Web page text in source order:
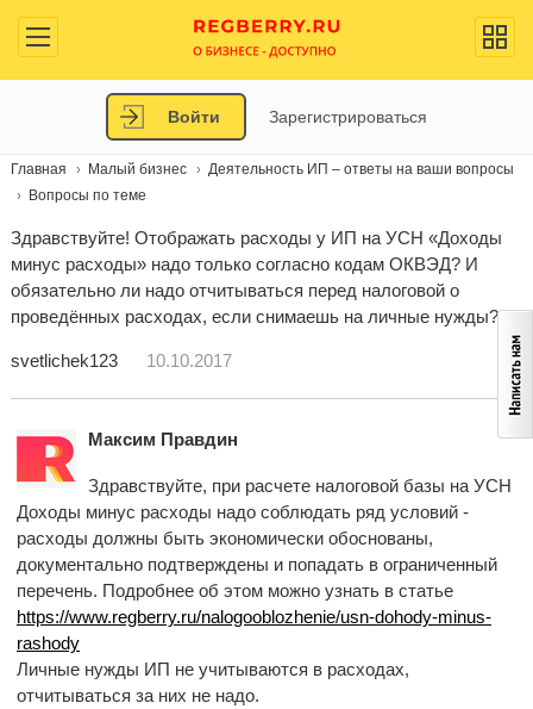
Войти Зарегистрироваться
Главная Малый бизнес
Деятельность ИП – ответы на ваши вопросы
Вопросы по теме
Здравствуйте! Отображать расходы у ИП на УСН «Доходы
минус расходы» надо только согласно кодам ОКВЭД? И
обязательно ли надо отчитываться перед налоговой о
проведённых расходах, если снимаешь на личные нужды?
svetlichek123 10.10.2017
Максим Правдин
Здравствуйте, при расчете налоговой базы на УСН
Доходы минус расходы надо соблюдать ряд условий -
расходы должны быть экономически обоснованы,
документально подтверждены и попадать в ограниченный
перечень. Подробнее об этом можно узнать в статье
https://www.regberry.ru/nalogooblozhenie/usn-dohody-minus-
rashody
Личные нужды ИП не учитываются в расходах,
отчитываться за них не надо.